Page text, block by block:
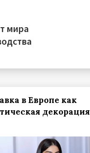
мира
в Европе как
декорация